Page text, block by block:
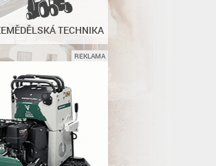
TECHNIKA
REKLAMA